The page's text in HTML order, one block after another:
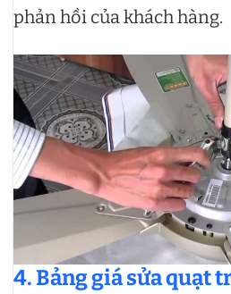
phản hồi của khách hàng.
4. Bảng giá sửa quạt